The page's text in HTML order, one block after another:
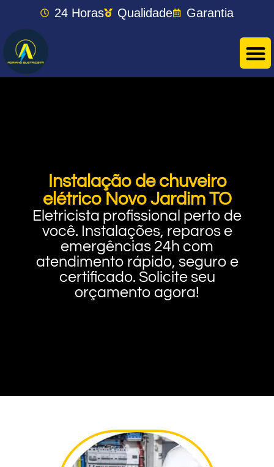
24 Horas Qualidade Garantia
Instalação de chuveiro
elétrico Novo Jardim TO
Eletricista profissional perto de
você. Instalações, reparos e
emergências 24h com
atendimento rápido, seguro e
certificado. Solicite seu
orçamento agora!